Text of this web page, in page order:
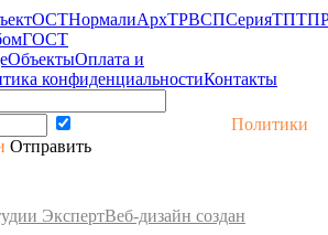
ОСТНормалиАрхТРВСПСерияТП
ГОСТ
ОбъектыОплата и
конфиденциальностиКонтакты
Политики
Отправить
ЭкспертВеб-дизайн создан